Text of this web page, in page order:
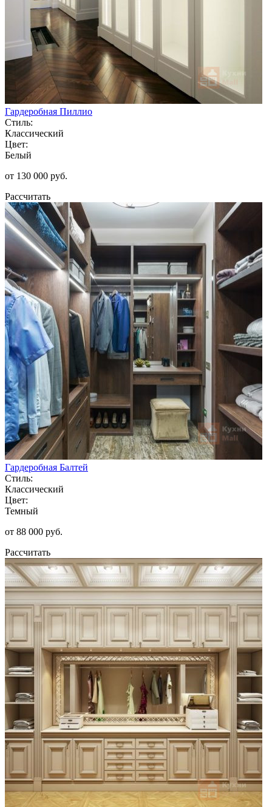
Гардеробная Пиллио
Стиль:
Классический
Цвет:
Белый
от 130 000 руб.
Рассчитать
Гардеробная Балтей
Стиль:
Классический
Цвет:
Темный
от 88 000 руб.
Рассчитать